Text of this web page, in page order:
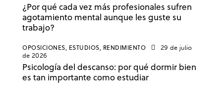
¿Por qué cada vez más profesionales sufren
agotamiento mental aunque les guste su
trabajo?
OPOSICIONES, ESTUDIOS, RENDIMIENTO
29 de julio
de 2026
Psicología del descanso: por qué dormir bien
es tan importante como estudiar